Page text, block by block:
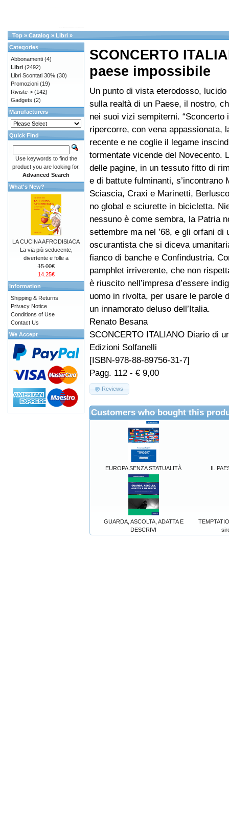
Top » Catalog » Libri »
SCONCERTO
paese impossibile
Un punto di vista eterodosso,
sulla realtà di un Paese, il nostro,
nei suoi vizi sempiterni. “Sconcerto
ripercorre, con vena appassionata,
recente e ne coglie il legame
tormentate vicende del Novecento.
delle pagine, in un tessuto fitto di
e di battute fulminanti, s’incontrano
Sciascia, Craxi e Marinetti,
no global e sciurette in bicicletta.
nessuno è come sembra, la Patria
settembre ma nel ’68, e gli orfani di
oscurantista che si diceva
fianco di banche e Confindustria.
pamphlet irriverente, che non
è riuscito nell’impresa d’essere
uomo in rivolta, per usare le parole
un innamorato deluso dell’Italia.
Renato Besana
SCONCERTO ITALIANO Diario di
Edizioni Solfanelli
[ISBN-978-88-89756-31-7]
Pagg. 112 - € 9,00
Reviews
Customers who bought this
EUROPA SENZA STATUALITÀ IL
GUARDA, ASCOLTA, ADATTA E
DESCRIVI
Categories
Abbonamenti (4)
Libri (2492)
Libri Scontati 30% (30)
Promozioni (19)
Riviste-> (142)
Gadgets (2)
Manufacturers
Quick Find
Use keywords to find the
product you are looking for.
Advanced Search
What's New?
LA CUCINA AFRODISIACA
La via più seducente,
divertente e folle a
15.00€
14.25€
Information
Shipping & Returns
Privacy Notice
Conditions of Use
Contact Us
We Accept